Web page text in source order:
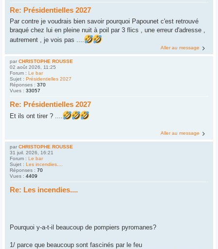
Re: Présidentielles 2027
Par contre je voudrais bien savoir pourquoi Papounet c'est retrouvé
braqué chez lui en pleine nuit à poil par 3 flics , une erreur d'adresse ,
autrement , je vois pas ....
Aller au message
par CHRISTOPHE ROUSSE
02 août 2026, 11:25
Forum : Le bar
Sujet : Présidentielles 2027
Réponses : 370
Vues : 33057
Re: Présidentielles 2027
Et ils ont tirer ? ....
Aller au message
par CHRISTOPHE ROUSSE
31 juil. 2026, 16:21
Forum : Le bar
Sujet : Les incendies....
Réponses : 70
Vues : 4409
Re: Les incendies....
Pourquoi y-a-t-il beaucoup de pompiers pyromanes?
1/ parce que beaucoup sont fascinés par le feu